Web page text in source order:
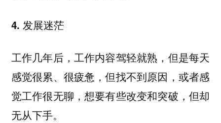
4. 发展迷茫
工作几年后，工作内容驾轻就熟，但是每天
感觉很累、很疲惫，但找不到原因，或者感
觉工作很无聊，想要有些改变和突破，但却
无从下手。